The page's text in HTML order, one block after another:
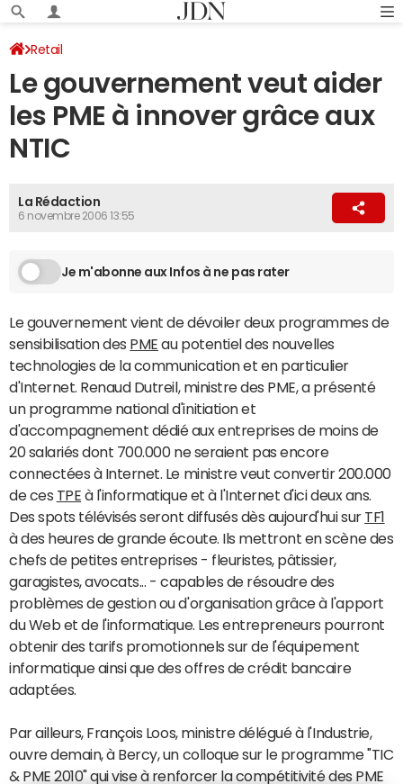
Retail
Le gouvernement veut aider
les PME à innover grâce aux
NTIC
La Rédaction
6 novembre 2006 13:55
Je m'abonne aux Infos à ne pas rater
Le gouvernement vient de dévoiler deux programmes de
sensibilisation des PME au potentiel des nouvelles
technologies de la communication et en particulier
d'Internet. Renaud Dutreil, ministre des PME, a présenté
un programme national d'initiation et
d'accompagnement dédié aux entreprises de moins de
20 salariés dont 700.000 ne seraient pas encore
connectées à Internet. Le ministre veut convertir 200.000
de ces TPE à l'informatique et à l'Internet d'ici deux ans.
Des spots télévisés seront diffusés dès aujourd'hui sur TF1
à des heures de grande écoute. Ils mettront en scène des
chefs de petites entreprises - fleuristes, pâtissier,
garagistes, avocats... - capables de résoudre des
problèmes de gestion ou d'organisation grâce à l'apport
du Web et de l'informatique. Les entrepreneurs pourront
obtenir des tarifs promotionnels sur de l'équipement
informatique ainsi que des offres de crédit bancaire
adaptées.
Par ailleurs, François Loos, ministre délégué à l'Industrie,
ouvre demain, à Bercy, un colloque sur le programme "TIC
& PME 2010" qui vise à renforcer la compétitivité des PME